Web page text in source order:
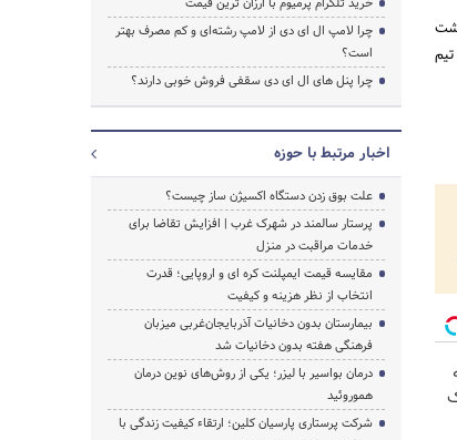
چرا لامپ ال ای دی از لامپ رشته‌ای و کم مصرف بهتر
است؟
چرا پنل های ال ای دی سقفی فروش خوبی دارند؟
اخبار مرتبط با حوزه
علت بوق زدن دستگاه اکسیژن ساز چیست؟
پرستار سالمند در شهرک غرب | افزایش تقاضا برای
خدمات مراقبت در منزل
مقایسه قیمت ایمپلنت کره ای و اروپایی؛ قدرت
انتخاب از نظر هزینه و کیفیت
بیمارستان بدون دخانیات آذربایجان‌غربی میزبان
فرهنگی هفته بدون دخانیات شد
درمان بواسیر با لیزر؛ یکی از روش‌های نوین درمان
هموروئید
شرکت پرستاری پارسیان کلین؛ ارتقاء کیفیت زندگی با